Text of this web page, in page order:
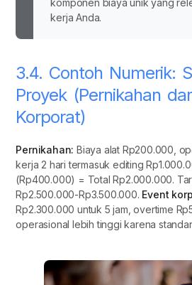
komponen biaya unik yang
kerja Anda.
3.4. Contoh Numerik:
Proyek (Pernikahan
Korporat)
Pernikahan: Biaya alat Rp200.000,
kerja 2 hari termasuk editing
(Rp400.000) = Total Rp2.000.000.
Rp2.500.000-Rp3.500.000. Event
Rp2.300.000 untuk 5 jam, overtime
operasional lebih tinggi karena